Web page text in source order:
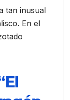
tan inusual
En el